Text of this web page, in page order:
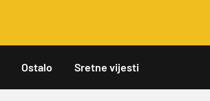
Ostalo Sretne vijesti